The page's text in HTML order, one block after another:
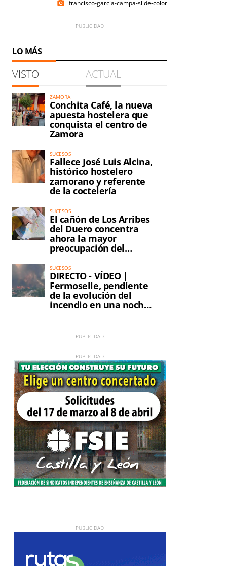
photo_camera francisco-garcia-campa-slide-color
LO MÁS
VISTO ACTUAL
ZAMORA
Conchita Café, la nueva
apuesta hostelera que
conquista el centro de
Zamora
SUCESOS
Fallece José Luis Alcina,
histórico hostelero
zamorano y referente
de la coctelería
SUCESOS
El cañón de Los Arribes
del Duero concentra
ahora la mayor
preocupación del
incendio
SUCESOS
DIRECTO - VÍDEO |
Fermoselle, pendiente
de la evolución del
incendio en una noche